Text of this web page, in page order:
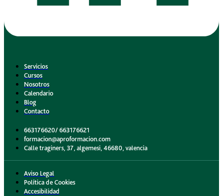
Servicios
Cursos
Nosotros
Calendario
Blog
Contacto
663176620/ 663176621
formacion@aproformacion.com
Calle traginers, 37, algemesi, 46680, valencia
Aviso Legal
Política de Cookies
Accesibilidad